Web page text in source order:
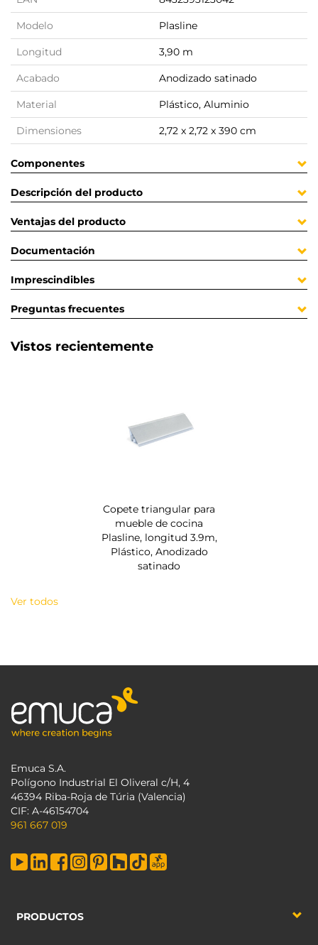
Modelo Plasline
Longitud 3,90 m
Acabado Anodizado satinado
Material Plástico, Aluminio
Dimensiones 2,72 x 2,72 x 390 cm
Componentes
Descripción del producto
Ventajas del producto
Documentación
Imprescindibles
Preguntas frecuentes
Vistos recientemente
Copete triangular para
mueble de cocina
Plasline, longitud 3.9m,
Plástico, Anodizado
satinado
Ver todos
Emuca S.A.
Polígono Industrial El Oliveral c/H, 4
46394 Riba-Roja de Túria (Valencia)
CIF: A-46154704
961 667 019
PRODUCTOS